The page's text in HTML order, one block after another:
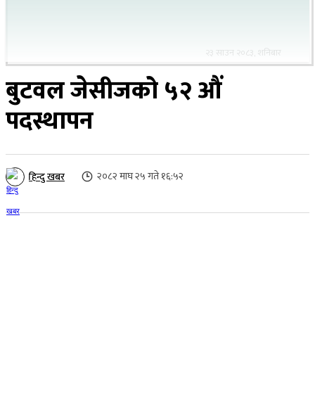
२३ साउन २०८३, शनिबार
बुटवल जेसीजको ५२ औं
पदस्थापन
हिन्दु खबर २०८२ माघ २५ गते १६:५२